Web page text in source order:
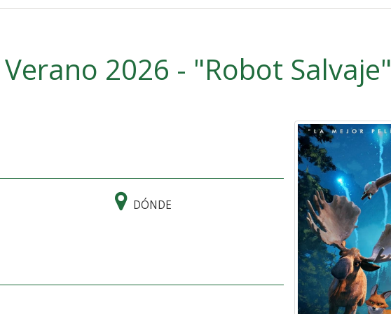
Cine de Verano 2026 - "Robot Salvaje"
DÓNDE